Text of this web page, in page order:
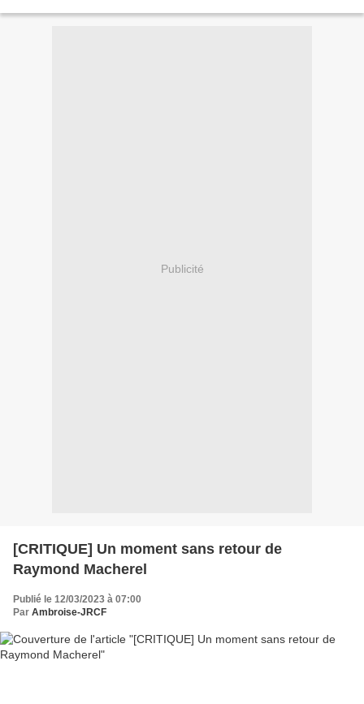
Publicité
[CRITIQUE] Un moment sans retour de
Raymond Macherel
Publié le 12/03/2023 à 07:00
Par Ambroise-JRCF